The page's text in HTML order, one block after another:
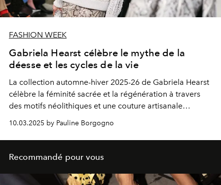
FASHION WEEK
Gabriela Hearst célèbre le mythe de la
déesse et les cycles de la vie
La collection automne-hiver 2025-26 de Gabriela Hearst
célèbre la féminité sacrée et la régénération à travers
des motifs néolithiques et une couture artisanale
10.03.2025 by Pauline Borgogno
Recommandé pour vous